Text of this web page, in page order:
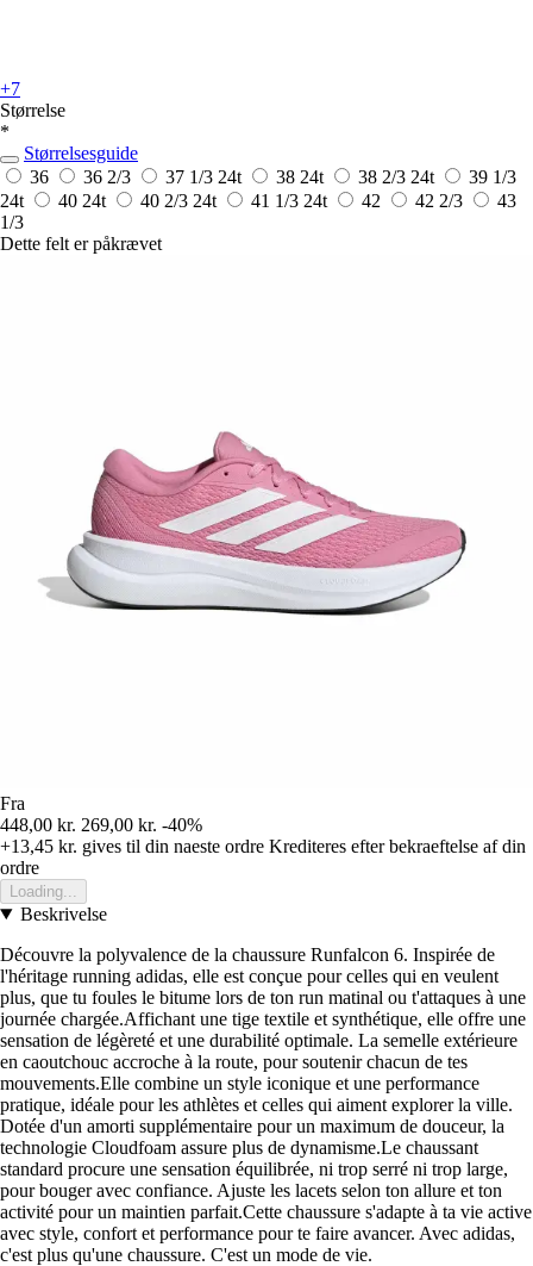
+7
Størrelse
*
Størrelsesguide
36
36 2/3 37 1/3 24t 38 24t 38 2/3 24t
39 1/3
24t
40 24t 40 2/3 24t 41 1/3 24t 42 42 2/3
43
1/3
Dette felt er påkrævet
Fra
448,00 kr. 269,00 kr. -40%
+13,45 kr. gives til din naeste ordre Krediteres efter bekraeftelse af din
ordre
Loading...
Beskrivelse
Découvre la polyvalence de la chaussure Runfalcon 6. Inspirée de
l'héritage running adidas, elle est conçue pour celles qui en veulent
plus, que tu foules le bitume lors de ton run matinal ou t'attaques à une
journée chargée.Affichant une tige textile et synthétique, elle offre une
sensation de légèreté et une durabilité optimale. La semelle extérieure
en caoutchouc accroche à la route, pour soutenir chacun de tes
mouvements.Elle combine un style iconique et une performance
pratique, idéale pour les athlètes et celles qui aiment explorer la ville.
Dotée d'un amorti supplémentaire pour un maximum de douceur, la
technologie Cloudfoam assure plus de dynamisme.Le chaussant
standard procure une sensation équilibrée, ni trop serré ni trop large,
pour bouger avec confiance. Ajuste les lacets selon ton allure et ton
activité pour un maintien parfait.Cette chaussure s'adapte à ta vie active
avec style, confort et performance pour te faire avancer. Avec adidas,
c'est plus qu'une chaussure. C'est un mode de vie.